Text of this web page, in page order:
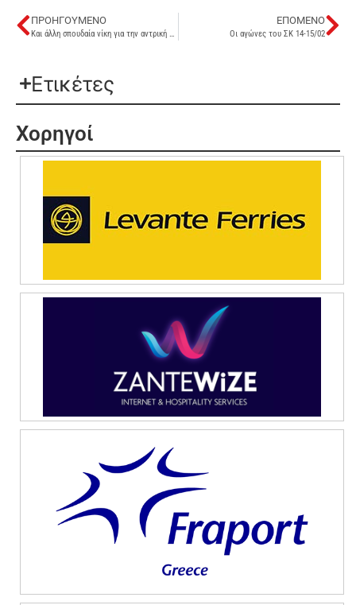
ΠΡΟΗΓΟΎΜΕΝΟ
Και άλλη σπουδαία νίκη για την αντρική μας
ΕΠΌΜΕΝΟ
Οι αγώνες του ΣΚ 14-15/02
Ετικέτες
Χορηγοί